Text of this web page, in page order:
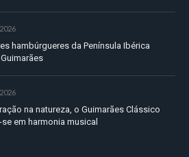
hambúrgueres da Península Ibérica
na natureza, o Guimarães Clássico
em harmonia musical